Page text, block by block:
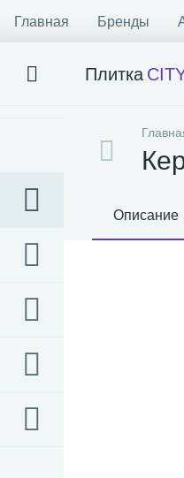
Главная Бренды
Плитка
Описание